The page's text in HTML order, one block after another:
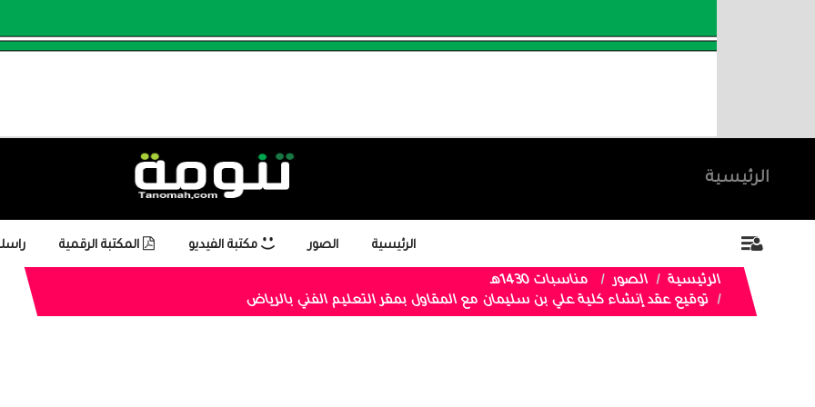
الرئيسية
الرئيسية الصور مكتبة الفيديو المكتبة الرقمية
الرئيسية الصور
مناسبات 1430هـ
توقيع عقد إنشاء كلية علي بن سليمان مع المقاول بمقر التعليم الفني بالرياض